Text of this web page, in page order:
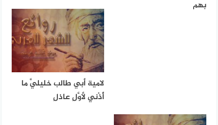
بهم
لامية أبي طالب خليليَّ ما
أُذْني لأوَّلِ عاذلِ